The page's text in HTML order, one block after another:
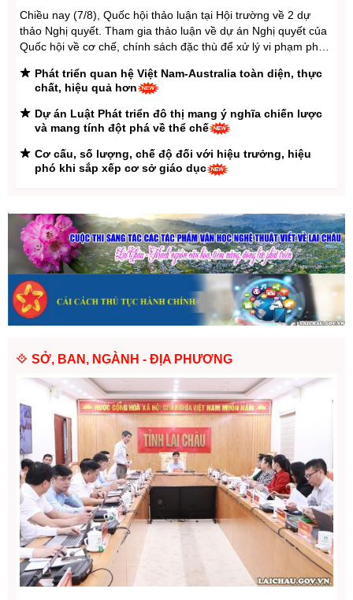
lớn, lũ quét, sạt lở đất và chủ động ứng phó với thiên
tai
Phó Chủ tịch UBND tỉnh Hà Trọng Hải làm việc với cơ
quan Hợp tác Quốc tế Nhật Bản (JICA)
11 tập thể và 32 cá nhân được vinh danh tại Hội nghị
tổng kết và trao giải Cuộc thi trực tuyến tìm hiểu cải
cách hành chính Nhà nước tỉnh Lai Châu năm 2026
Chiều nay (7/8), Quốc hội thảo luận tại Hội trường về 2 dự
thảo Nghị quyết. Tham gia thảo luận về dự án Nghị quyết của
Quốc hội về cơ chế, chính sách đặc thù để xử lý vi phạm pháp
dụng khoa ...
Phát triển quan hệ Việt Nam-Australia toàn diện, thực
chất, hiệu quả hơn
Dự án Luật Phát triển đô thị mang ý nghĩa chiến lược
và mang tính đột phá về thể chế
Cơ cấu, số lượng, chế độ đối với hiệu trưởng, hiệu
phó khi sắp xếp cơ sở giáo dục
Kế hoạch hành động phòng, chống bão, lũ, thiên tai
cực đoan và biến đổi khí hậu
Thúc đẩy hợp tác quốc phòng Việt Nam - Malaysia
Đề xuất chính sách ưu tiên, ưu đãi trong đấu thầu,
mua sắm hàng hoá xuất xứ trong nước
số lượng cấp phó, hướng dẫn cơ cấu lại vị trí việc làm
Đề xuất trợ cấp cho giáo viên mầm non đã nghỉ công
tác chưa được hưởng chế độ
Dự kiến sửa một số quy định chuẩn nghề nghiệp, bổ
nhiệm chức danh và xếp lương nhà giáo
Xuất nhập khẩu 7 tháng vượt 659 tỷ USD, Hải quan
tăng tốc cải cách
SỞ, BAN, NGÀNH - ĐỊA PHƯƠNG